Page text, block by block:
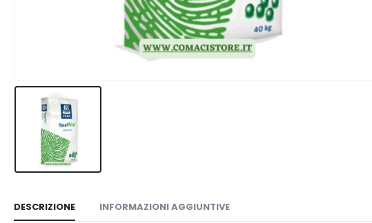
DESCRIZIONE INFORMAZIONI AGGIUNTIVE